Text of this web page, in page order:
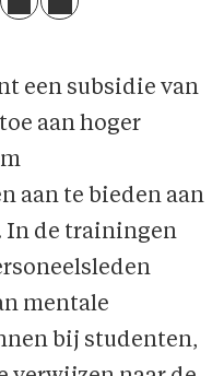
een subsidie van
aan hoger
aan te bieden aan
In de trainingen
mentale
bij studenten,